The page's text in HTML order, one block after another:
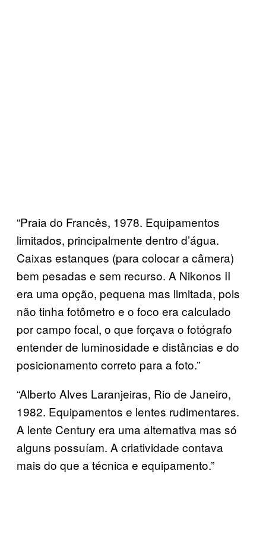
“Praia do Francês, 1978. Equipamentos
limitados, principalmente dentro d’água.
Caixas estanques (para colocar a câmera)
bem pesadas e sem recurso. A Nikonos II
era uma opção, pequena mas limitada, pois
não tinha fotômetro e o foco era calculado
por campo focal, o que forçava o fotógrafo
entender de luminosidade e distâncias e do
posicionamento correto para a foto.”
“Alberto Alves Laranjeiras, Rio de Janeiro,
1982. Equipamentos e lentes rudimentares.
A lente Century era uma alternativa mas só
alguns possuíam. A criatividade contava
mais do que a técnica e equipamento.”